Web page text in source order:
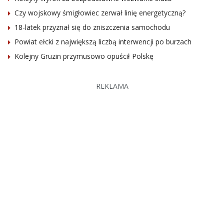
Czy wojskowy śmigłowiec zerwał linię energetyczną?
18-latek przyznał się do zniszczenia samochodu
Powiat ełcki z największą liczbą interwencji po burzach
Kolejny Gruzin przymusowo opuścił Polskę
REKLAMA